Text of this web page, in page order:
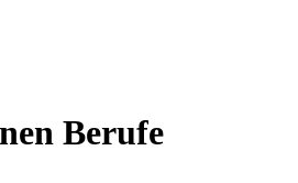
Berufe